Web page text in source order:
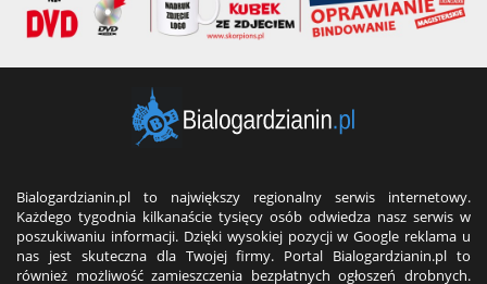
Bialogardzianin.pl to największy regionalny serwis internetowy.
Każdego tygodnia kilkanaście tysięcy osób odwiedza nasz serwis w
poszukiwaniu informacji. Dzięki wysokiej pozycji w Google reklama u
nas jest skuteczna dla Twojej firmy. Portal Bialogardzianin.pl to
również możliwość zamieszczenia bezpłatnych ogłoszeń drobnych.